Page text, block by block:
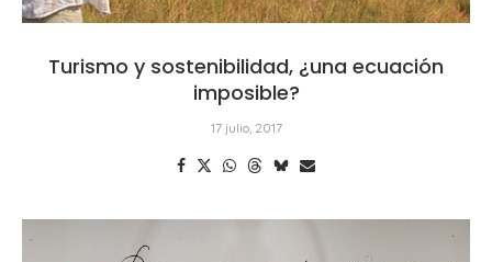
Turismo y sostenibilidad, ¿una ecuación
imposible?
17 julio, 2017